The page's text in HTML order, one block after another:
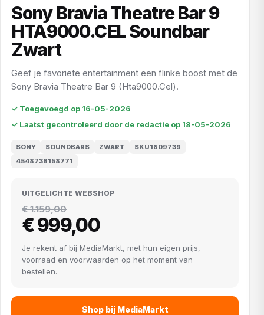
Sony Bravia Theatre Bar 9
HTA9000.CEL Soundbar
Zwart
Geef je favoriete entertainment een flinke boost met de
Sony Bravia Theatre Bar 9 (Hta9000.Cel).
✓ Toegevoegd op 16-05-2026
✓ Laatst gecontroleerd door de redactie op 18-05-2026
SONY SOUNDBARS ZWART
SKU1809739
4548736158771
UITGELICHTE WEBSHOP
€ 1.159,00
€ 999,00
Je rekent af bij MediaMarkt, met hun eigen prijs,
voorraad en voorwaarden op het moment van
bestellen.
Shop bij MediaMarkt